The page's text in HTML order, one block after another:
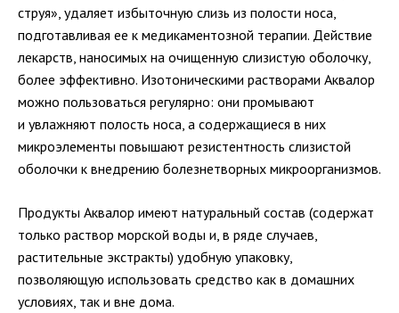
струя», удаляет избыточную слизь из полости носа,
подготавливая ее к медикаментозной терапии. Действие
лекарств, наносимых на очищенную слизистую оболочку,
более эффективно. Изотоническими растворами Аквалор
можно пользоваться регулярно: они промывают
и увлажняют полость носа, а содержащиеся в них
микроэлементы повышают резистентность слизистой
оболочки к внедрению болезнетворных микроорганизмов.
Продукты Аквалор имеют натуральный состав (содержат
только раствор морской воды и, в ряде случаев,
растительные экстракты) удобную упаковку,
позволяющую использовать средство как в домашних
условиях, так и вне дома.